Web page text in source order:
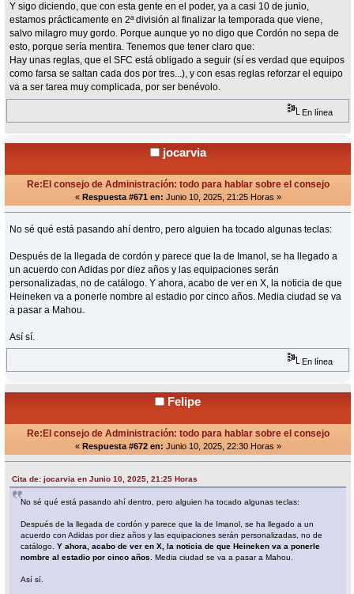
Y sigo diciendo, que con esta gente en el poder, ya a casi 10 de junio,
estamos prácticamente en 2ª división al finalizar la temporada que viene,
salvo milagro muy gordo. Porque aunque yo no digo que Cordón no sepa de
esto, porque sería mentira. Tenemos que tener claro que:
Hay unas reglas, que el SFC está obligado a seguir (sí es verdad que equipos
como farsa se saltan cada dos por tres...), y con esas reglas reforzar el equipo
va a ser tarea muy complicada, por ser benévolo.
En línea
jocarvia
Re:El consejo de Administración: todo para hablar sobre el consejo
« Respuesta #671 en: Junio 10, 2025, 21:25 Horas »
No sé qué está pasando ahí dentro, pero alguien ha tocado algunas teclas:
Después de la llegada de cordón y parece que la de Imanol, se ha llegado a
un acuerdo con Adidas por diez años y las equipaciones serán
personalizadas, no de catálogo. Y ahora, acabo de ver en X, la noticia de que
Heineken va a ponerle nombre al estadio por cinco años. Media ciudad se va
a pasar a Mahou.
Así sí.
En línea
Felipe
Re:El consejo de Administración: todo para hablar sobre el consejo
« Respuesta #672 en: Junio 10, 2025, 22:30 Horas »
Cita de: jocarvia en Junio 10, 2025, 21:25 Horas
No sé qué está pasando ahí dentro, pero alguien ha tocado algunas teclas:
Después de la llegada de cordón y parece que la de Imanol, se ha llegado a un
acuerdo con Adidas por diez años y las equipaciones serán personalizadas, no de
catálogo.Y ahora, acabo de ver en X, la noticia de que Heineken va a ponerle
nombre al estadio por cinco años
. Media ciudad se va a pasar a Mahou.
Así sí.